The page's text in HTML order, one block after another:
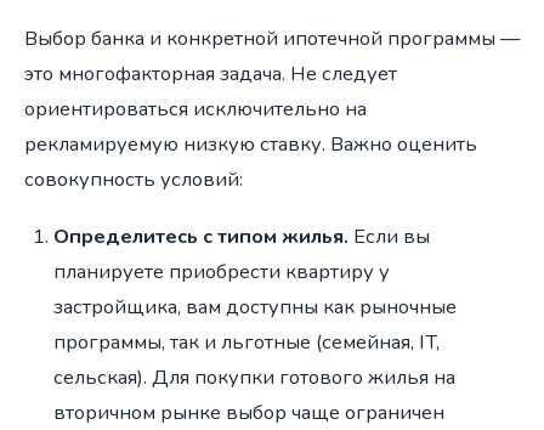
Выбор банка и конкретной ипотечной программы —
это многофакторная задача. Не следует
ориентироваться исключительно на
рекламируемую низкую ставку. Важно оценить
совокупность условий:
Определитесь с типом жилья. Если вы
планируете приобрести квартиру у
застройщика, вам доступны как рыночные
программы, так и льготные (семейная, IT,
сельская). Для покупки готового жилья на
вторичном рынке выбор чаще ограничен